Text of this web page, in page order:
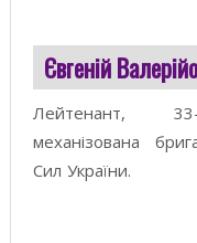
Євгеній
Лейтенант,
механізована
Сил України.